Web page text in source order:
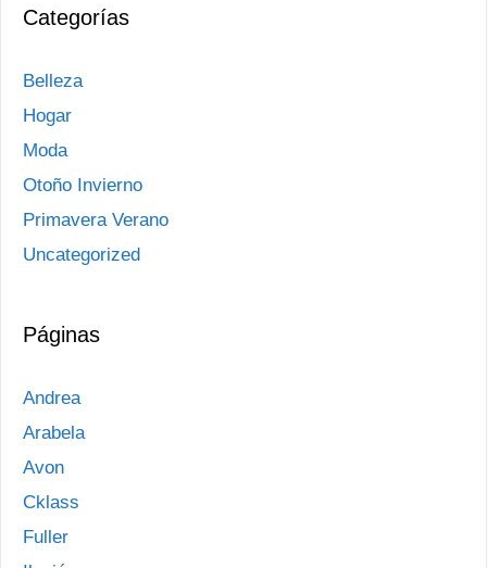
Categorías
Belleza
Hogar
Moda
Otoño Invierno
Primavera Verano
Uncategorized
Páginas
Andrea
Arabela
Avon
Cklass
Fuller